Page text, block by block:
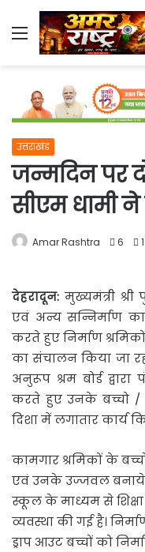
Menu
उत्तराखंड
जन्मदिन पर
सीएम धामी ने
Amar Rashtra 6
देहरादून: मुख्यमंत्री
एवं अन्य सन्निर्माण
करतेहुए निर्माण
का संचालन किया जा
अनुरूप श्रम बोर्ड
करते हुए उनके बच्चो /
दिशा में लगातार कार्य
कामगार श्रमिकों के
एवं उनके उज्जवल बनाये
स्कूल के माध्यम से
व्यवस्था की गई है।
ड्राप आउट बच्चों को